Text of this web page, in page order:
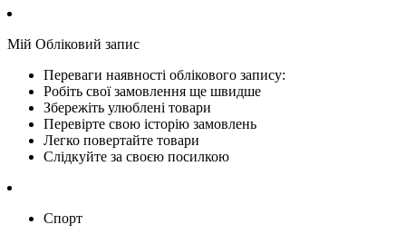
Мій Обліковий запис
Переваги наявності облікового запису:
Робіть свої замовлення ще швидше
Збережіть улюблені товари
Перевірте свою історію замовлень
Легко повертайте товари
Слідкуйте за своєю посилкою
Спорт